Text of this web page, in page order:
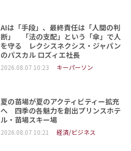
AIは「手段」、最終責任は「人間の判
断」 「法の支配」という「傘」で人
を守る レクシスネクシス・ジャパン
のパスカル ロズィエ社長
2026.08.07 10:23 キーパーソン
夏の苗場が夏のアクティビティー拡充
へ 四季の各魅力を創出プリンスホテ
ル・苗場スキー場
2026.08.07 10:21 経済/ビジネス